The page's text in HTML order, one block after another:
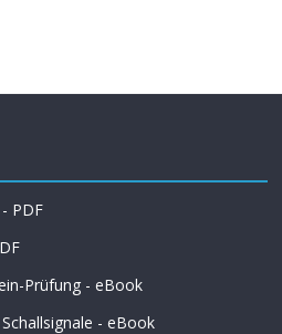
PDF
Prüfung - eBook
- eBook